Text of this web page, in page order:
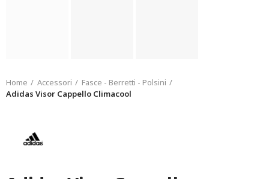
Home Accessori
Fasce - Berretti - Polsini
Adidas Visor Cappello Climacool